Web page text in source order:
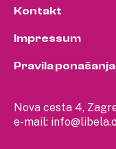
Nova cesta 4,
e-mail:
Kontakt
Impressum
Pravila ponašanja